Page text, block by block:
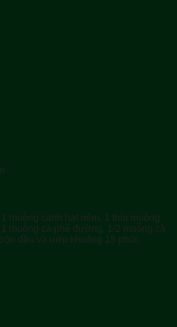
muỗng canh hạt nêm, 1 thìa muỗng
muỗng cà phê đường, 1/2 muỗng cà
đều và ướp khoảng 15 phút.